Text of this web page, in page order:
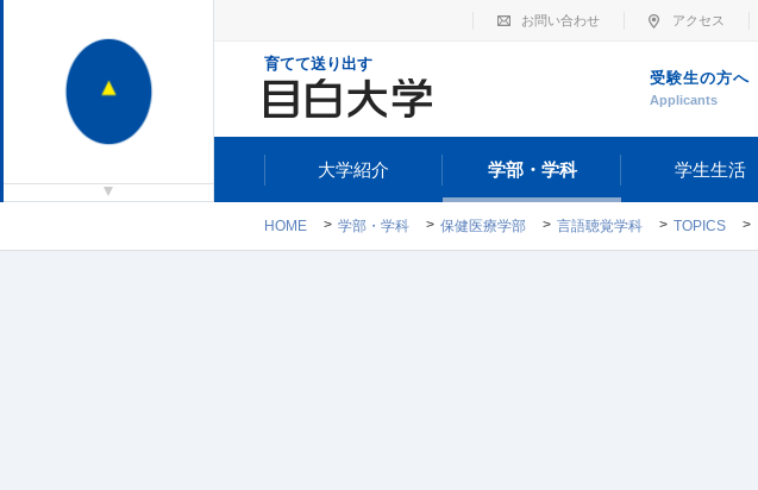
育てて送り出す
お問い合わせ アクセス
受験生の方へ
Applicants
大学紹介 学部・学科 学生生活
HOME 学部・学科 保健医療学部 言語聴覚学科 TOPICS